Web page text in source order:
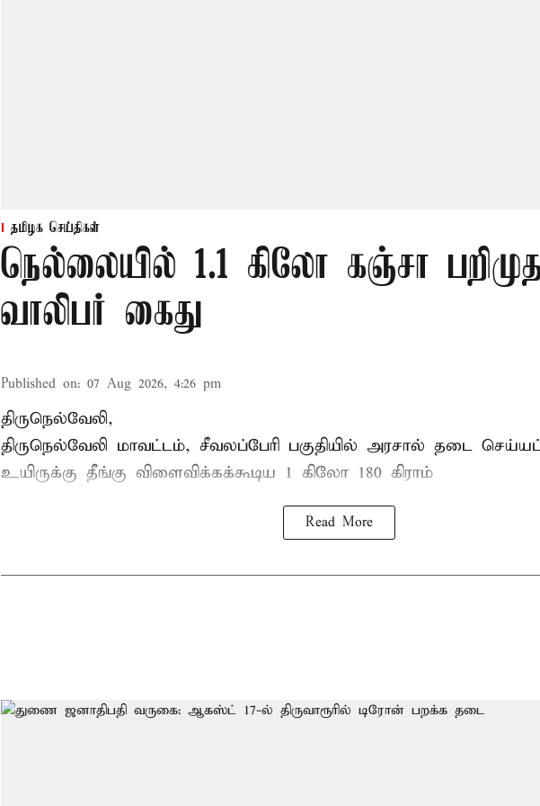
தமிழக செய்திகள்
நெல்லையில் 1.1 கிலோ கஞ்சா
வாலிபர் கைது
Published on: 07 Aug 2026, 4:26 pm
திருநெல்வேலி,
திருநெல்வேலி மாவட்டம், சீவலப்பேரி பகுதியில் அரசால் தடை
உயிருக்கு தீங்கு விளைவிக்கக்கூடிய 1 கிலோ 180 கிராம்
Read More